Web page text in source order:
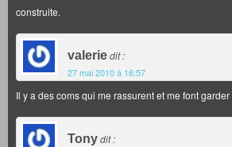
construite.
valeriedit :
27 mai 2010 à 16:57
Il y a des coms qui me rassurent et me font
Tonydit :